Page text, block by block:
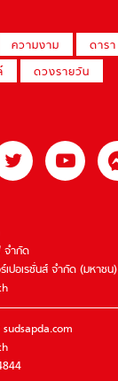
ความงาม ดารา
ดวงรายวัน
จำกัด
เปอเรชั่นส์ จำกัด (มหาชน)